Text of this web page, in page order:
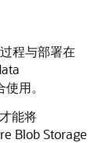
程与部署在
用。
能将
Blob Storage